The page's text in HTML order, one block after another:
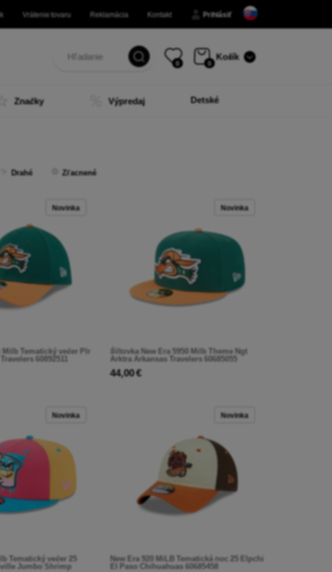
Vrátenie tovaru Reklamácia Kontakt Prihlásiť
0 0
Košík
Značky Výpredaj Detské
Drahé Zľacnené
Novinka
Milb Tematický večer Plr
60892511
Novinka
Šiltovka New Era 5950 Milb Theme Ngt
Arktra Arkansas Travelers 60685055
44,00 €
Novinka
Tematický večer 25
Jumbo Shrimp
Novinka
New Era 920 MiLB Tematická noc 25 Elpchi
El Paso Chihuahuas 60685458